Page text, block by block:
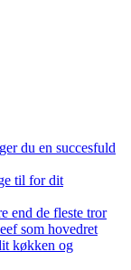
du en succesfuld
til for dit
end de fleste tror
som hovedret
køkken og